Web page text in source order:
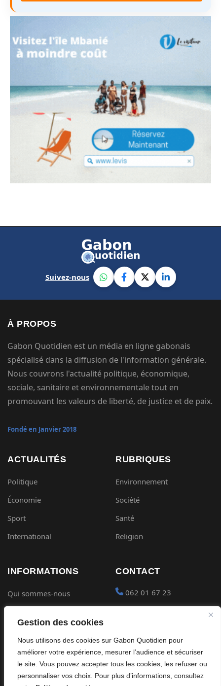
Gestion des cookies
Nous utilisons des cookies sur Gabon Quotidien pour
améliorer votre expérience, mesurer l’audience et sécuriser
le site. Vous pouvez accepter tous les cookies, les refuser ou
personnaliser vos choix. Pour plus d’informations, consultez
Suivez-nous
À PROPOS
Gabon Quotidien est un média en ligne gabonais
spécialisé dans la diffusion de l'information générale.
Nous couvrons l'actualité politique, économique,
sociale, sanitaire et environnementale tout en
promouvant les valeurs de liberté, de justice et de paix.
Fondé en Janvier 2018
ACTUALITÉS
Politique
Économie
Sport
International
RUBRIQUES
Environnement
Société
Santé
Religion
INFORMATIONS
Qui sommes-nous
Confidentialité
Cookies
CONTACT
062 01 67 23
Placer une Pub
Devenir partenaire